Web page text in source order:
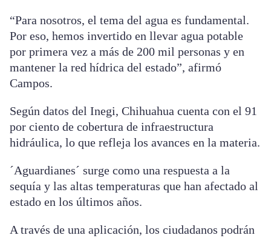
“Para nosotros, el tema del agua es fundamental.
Por eso, hemos invertido en llevar agua potable
por primera vez a más de 200 mil personas y en
mantener la red hídrica del estado”, afirmó
Campos.
Según datos del Inegi, Chihuahua cuenta con el 91
por ciento de cobertura de infraestructura
hidráulica, lo que refleja los avances en la materia.
´Aguardianes´ surge como una respuesta a la
sequía y las altas temperaturas que han afectado al
estado en los últimos años.
A través de una aplicación, los ciudadanos podrán